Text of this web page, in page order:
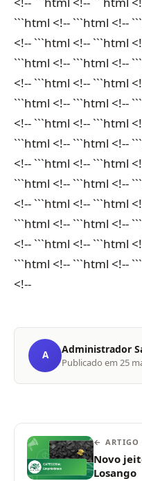
```html <!-- ```html <!--
<!-- ```html <!-- ```html
```html <!-- ```html <!--
<!-- ```html <!-- ```html
```html <!-- ```html <!--
<!-- ```html <!-- ```html
```html <!-- ```html <!--
<!-- ```html <!-- ```html
```html <!-- ```html <!--
<!-- ```html <!-- ```html
```html <!-- ```html <!--
<!-- ```html <!-- ```html
```html <!-- ```html <!--
<!--
A Administrador
Publicado em 25
← ARTIGO
Novo
Losango